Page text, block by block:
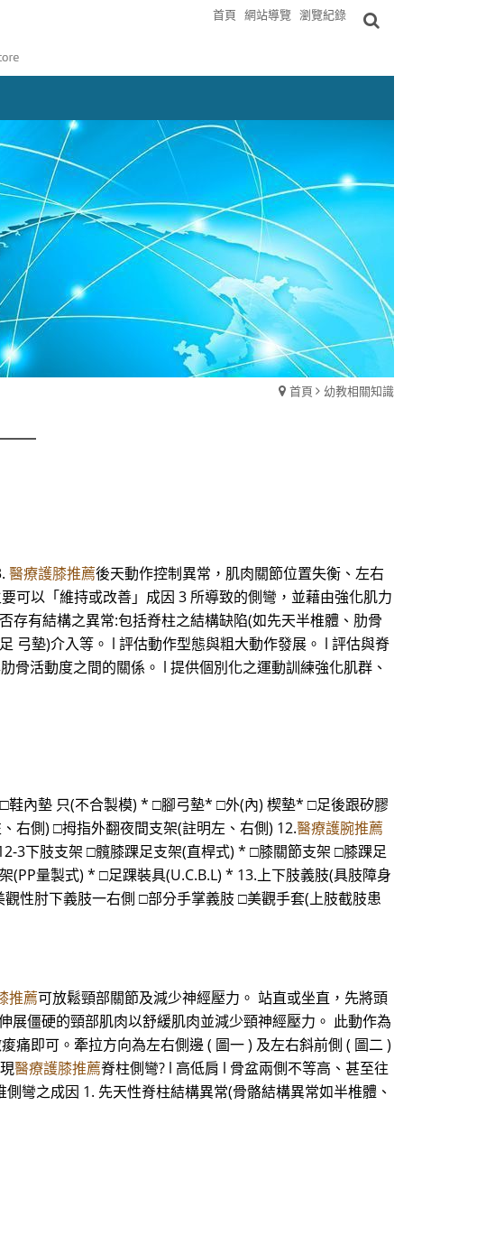
首頁 網站導覽 瀏覽紀錄
首頁 幼教相關知識
醫療護膝推薦後天動作控制異常，肌肉關節位置失衡、左右
可以「維持或改善」成因 3 所導致的側彎，並藉由強化肌力
存有結構之異常:包括脊柱之結構缺陷(如先天半椎體、肋骨
弓墊)介入等。 l 評估動作型態與粗大動作發展。 l 評估與脊
骨活動度之間的關係。 l 提供個別化之運動訓練強化肌群、
內墊 只(不合製模) * □腳弓墊* □外(內) 楔墊* □足後跟矽膠
右側) □拇指外翻夜間支架(註明左、右側) 12.醫療護腕推薦
3下肢支架 □髖膝踝足支架(直桿式) * □膝關節支架 □膝踝足
量製式) * □足踝裝具(U.C.B.L) * 13.上下肢義肢(具肢障身
性肘下義肢一右側 □部分手掌義肢 □美觀手套(上肢截肢患
推薦可放鬆頸部關節及減少神經壓力。 站直或坐直，先將頭
展僵硬的頸部肌肉以舒緩肌肉並減少頸神經壓力。 此動作為
痛即可。牽拉方向為左右側邊 ( 圖一 ) 及左右斜前側 ( 圖二 )
醫療護膝推薦脊柱側彎? l 高低肩 l 骨盆兩側不等高、甚至往
彎之成因 1. 先天性脊柱結構異常(骨骼結構異常如半椎體、